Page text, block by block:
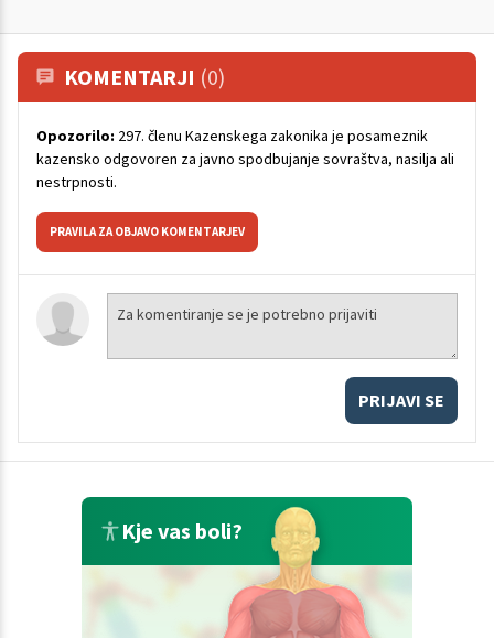
KOMENTARJI (0)
Opozorilo: 297. členu Kazenskega zakonika je posameznik
kazensko odgovoren za javno spodbujanje sovraštva, nasilja ali
nestrpnosti.
PRAVILA ZA OBJAVO KOMENTARJEV
PRIJAVI SE
Kje vas boli?